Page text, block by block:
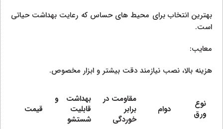
بهترین انتخاب برای محیط‌ های حساس که رعایت بهداشت حیاتی
است.
معایب:
هزینه بالا، نصب نیازمند دقت بیشتر و ابزار مخصوص.
نوع
ورق
دوام
مقاومت در
برابر
خوردگی
بهداشت و
قابلیت
شستشو
قیمت